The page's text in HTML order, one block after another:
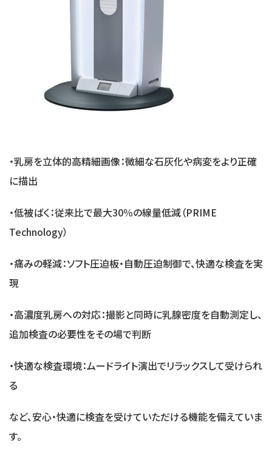
・乳房を立体的高精細画像：微細な石灰化や病変をより正確
に描出
・低被ばく：従来比で最大30％の線量低減（PRIME
Technology）
・痛みの軽減：ソフト圧迫板・自動圧迫制御で、快適な検査を実
現
・高濃度乳房への対応：撮影と同時に乳腺密度を自動測定し、
追加検査の必要性をその場で判断
・快適な検査環境：ムードライト演出でリラックスして受けられ
る
など、安心・快適に検査を受けていただける機能を備えていま
す。